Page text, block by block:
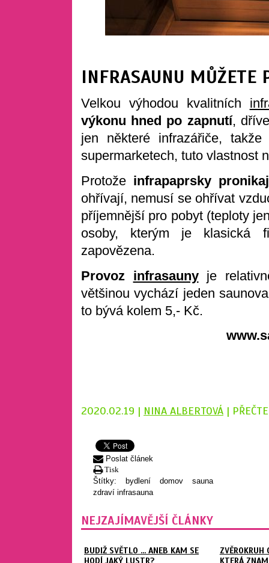
INFRASAUNU MŮŽETE
Velkou výhodou kvalitních
výkonu hned po zapnutí,
jen některé infrazářiče,
supermarketech, tuto vlastnost
Protože infrapaprsky
ohřívají, nemusí se ohřívat
příjemnější pro pobyt (teploty
osoby, kterým je klasická
zapovězena.
Provoz infrasaunyje
většinou vychází jeden
to bývá kolem 5,- Kč.
2020.02.19 | NINA ALBERTOVÁ |
Poslat článek
Tisk
Štítky: bydlení domov sauna
zdraví infrasauna
NEJZAJÍMAVĚJŠÍ ČLÁNKY
BUDIŽ SVĚTLO ... ANEB KAM SE
HODÍ JAKÝ LUSTR?
ZVĚROKRUH
KTERÁ